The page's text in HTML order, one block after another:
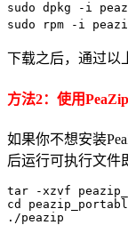
sudo dpkg -i
下载之后，通过以
方法2：使用
如果你不想安装
后运行可执行文件
tar -xzvf
cd
./peazip